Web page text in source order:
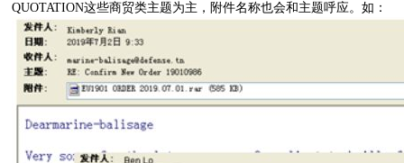
QUOTATION这些商贸类主题为主，附件名称也会和主题呼应。如：